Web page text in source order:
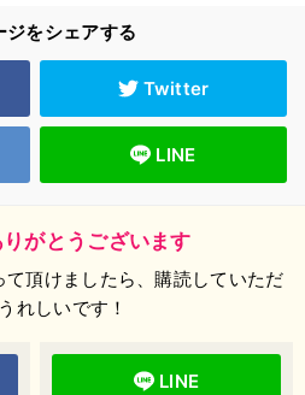
ジをシェアする
Twitter
LINE
がとうございます
頂けましたら、購読していただ
れしいです！
LINE